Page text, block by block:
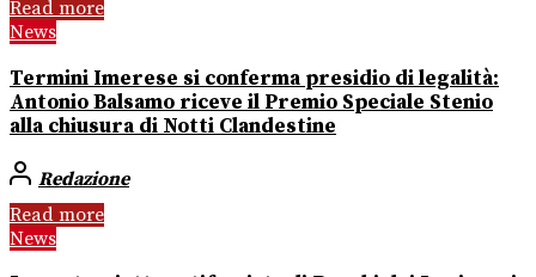
Read more
News
Termini Imerese si conferma presidio di legalità:
Antonio Balsamo riceve il Premio Speciale Stenio
alla chiusura di Notti Clandestine
Redazione
Read more
News